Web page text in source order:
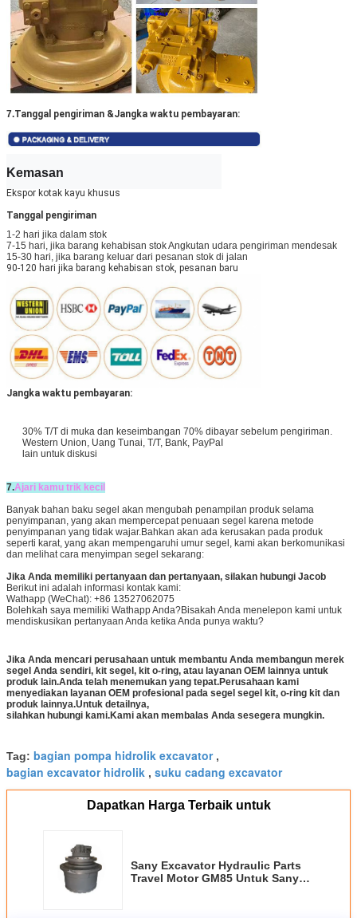
7.Tanggal pengiriman &Jangka waktu pembayaran:
Kemasan
Ekspor kotak kayu khusus
Tanggal pengiriman
1-2 hari jika dalam stok
7-15 hari, jika barang kehabisan stok Angkutan udara pengiriman mendesak
15-30 hari, jika barang keluar dari pesanan stok di jalan
90-120 hari jika barang kehabisan stok, pesanan baru
Jangka waktu pembayaran:
30% T/T di muka dan keseimbangan 70% dibayar sebelum pengiriman.
Western Union, Uang Tunai, T/T, Bank, PayPaI
lain untuk diskusi
7.Ajari kamu trik kecil
Banyak bahan baku segel akan mengubah penampilan produk selama
penyimpanan, yang akan mempercepat penuaan segel karena metode
penyimpanan yang tidak wajar.Bahkan akan ada kerusakan pada produk
seperti karat, yang akan mempengaruhi umur segel, kami akan berkomunikasi
dan melihat cara menyimpan segel sekarang:
Jika Anda memiliki pertanyaan dan pertanyaan, silakan hubungi Jacob
Berikut ini adalah informasi kontak kami:
Wathapp (WeChat): +86 13527062075
Bolehkah saya memiliki Wathapp Anda?Bisakah Anda menelepon kami untuk
mendiskusikan pertanyaan Anda ketika Anda punya waktu?
Jika Anda mencari perusahaan untuk membantu Anda membangun merek
segel Anda sendiri, kit segel, kit o-ring, atau layanan OEM lainnya untuk
produk lain.Anda telah menemukan yang tepat.Perusahaan kami
menyediakan layanan OEM profesional pada segel segel kit, o-ring kit dan
produk lainnya.Untuk detailnya,
silahkan hubungi kami.Kami akan membalas Anda sesegera mungkin.
Tag: bagian pompa hidrolik excavator,
bagian excavator hidrolik , suku cadang excavator
Dapatkan Harga Terbaik untuk
Sany Excavator Hydraulic Parts
Travel Motor GM85 Untuk Sany